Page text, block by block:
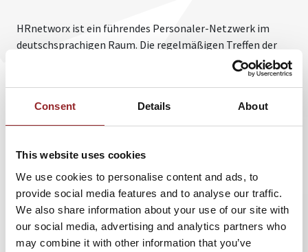
Consent Details About
This website uses cookies
We use cookies to personalise content and ads, to
provide social media features and to analyse our traffic.
We also share information about your use of our site with
our social media, advertising and analytics partners who
may combine it with other information that you’ve
HRnetworx ist ein führendes Personaler-Netzwerk im
deutschsprachigen Raum. Die regelmäßigen Treffen der
Regionalgruppen verbinden Weiterbildung mit der
Möglichkeit zum Netzwerken sowie zum Informations-
Vortragsredner Knut Kircher lädt die Referentenagentur 5
Sterne Redner als City-Partner für HRnetworx in Ulm
GmbH und der Neu-Ulmer Zeitung, ein.
Nach der Begrüßung durch Heinrich Kürzeder, Inhaber von
5 Sterne Redner, wird Knut Kircher, der als Teamleiter in
der Entwicklung in einem großen Autokonzern arbeitet,
seinen mitreißenden Vortrag „Freude am Entscheiden!“